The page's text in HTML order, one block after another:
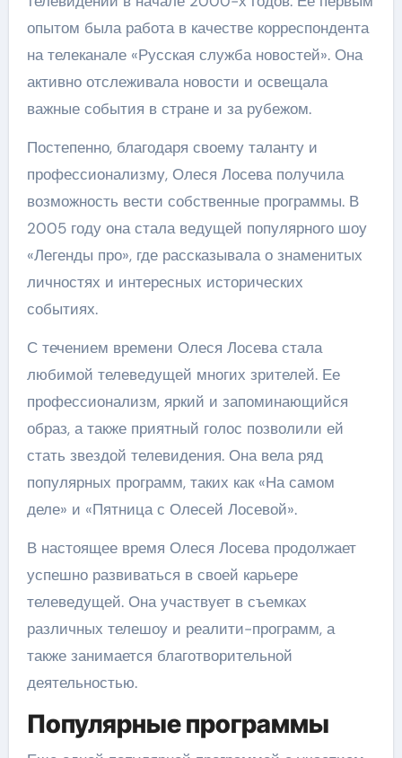
опытом была работа в качестве корреспондента
на телеканале «Русская служба новостей». Она
активно отслеживала новости и освещала
важные события в стране и за рубежом.
Постепенно, благодаря своему таланту и
профессионализму, Олеся Лосева получила
возможность вести собственные программы. В
2005 году она стала ведущей популярного шоу
«Легенды про», где рассказывала о знаменитых
личностях и интересных исторических
событиях.
С течением времени Олеся Лосева стала
любимой телеведущей многих зрителей. Ее
профессионализм, яркий и запоминающийся
образ, а также приятный голос позволили ей
стать звездой телевидения. Она вела ряд
популярных программ, таких как «На самом
деле» и «Пятница с Олесей Лосевой».
В настоящее время Олеся Лосева продолжает
успешно развиваться в своей карьере
телеведущей. Она участвует в съемках
различных телешоу и реалити-программ, а
также занимается благотворительной
деятельностью.
Популярные программы